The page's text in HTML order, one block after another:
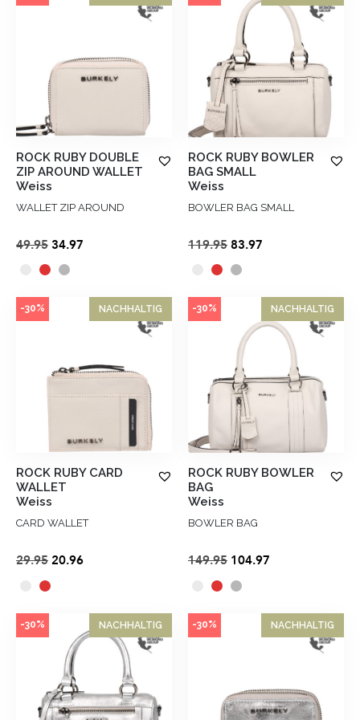
ROCK RUBY DOUBLE
ZIP AROUND WALLET
Weiss
WALLET ZIP AROUND
49.95 Ursprünglicher
Preis
war:
€49.95
34.97
€34.97.
ROCK RUBY BOWLER
BAG SMALL
Weiss
BOWLER BAG SMALL
119.95 Ursprünglicher
Preis
war:
€119.95
83.97
€83.97.
NACHHALTIG
-30%
ROCK RUBY CARD
WALLET
Weiss
CARD WALLET
29.95 Ursprünglicher
€29.95
20.96Aktueller
€20.96.
NACHHALTIG
-30%
ROCK RUBY BOWLER
BAG
Weiss
BOWLER BAG
149.95 Ursprünglicher
Preis
war:
€149.95
104.97
€104.97.
NACHHALTIG
-30% NACHHALTIG
-30%